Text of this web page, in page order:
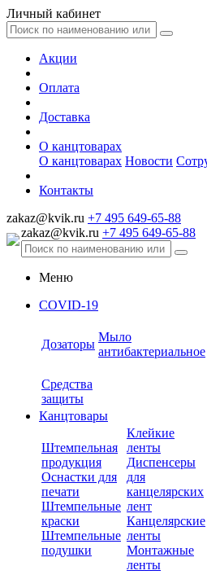
Личный кабинет
Акции
Оплата
Доставка
О канцтоварах
О канцтоварах Новости
Контакты
zakaz@kvik.ru +7 495 649-65-88
zakaz@kvik.ru +7 495 649-65-88
Меню
COVID-19
Дозаторы
Мыло
антибактериальное
Средства
защиты
Канцтовары
Штемпельная
продукция
Оснастки для
печати
Штемпельные
краски
Штемпельные
подушки
Клейкие
ленты
Диспенсеры
для
канцелярских
лент
Канцелярские
ленты
Монтажные
ленты